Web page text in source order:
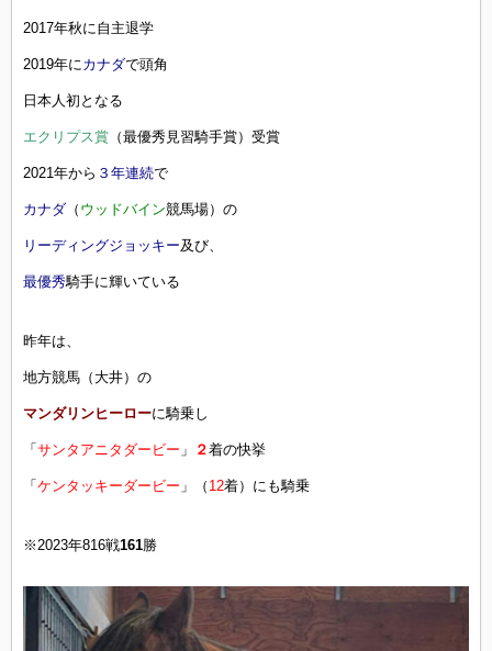
2017年秋に自主退学
2019年にカナダで頭角
日本人初となる
エクリプス賞 （最優秀見習騎手賞）受賞
2021年から ３年連続で
カナダ （ ウッドバイン競馬場）の
リーディングジョッキー及び、
最優秀騎手に輝いている
昨年は、
地方競馬（大井）の
マンダリンヒーローに騎乗し
「 サンタアニタダービー 」 ２着の快挙
「 ケンタッキーダービー 」（ 12着）にも騎乗
※2023年816戦161勝